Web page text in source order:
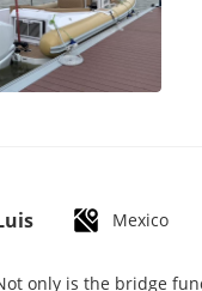
Mexico
only is the bridge